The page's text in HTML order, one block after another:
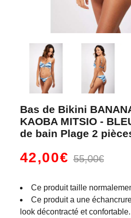
Bas de Bikini
KAOBA MITSIO -
de bain Plage 2
42,00€55,00€
Ce produit taille
Ce produit a une
look décontracté et